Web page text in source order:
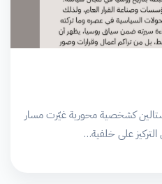
كشخصية محورية غيّرت مسار
على خلفية…